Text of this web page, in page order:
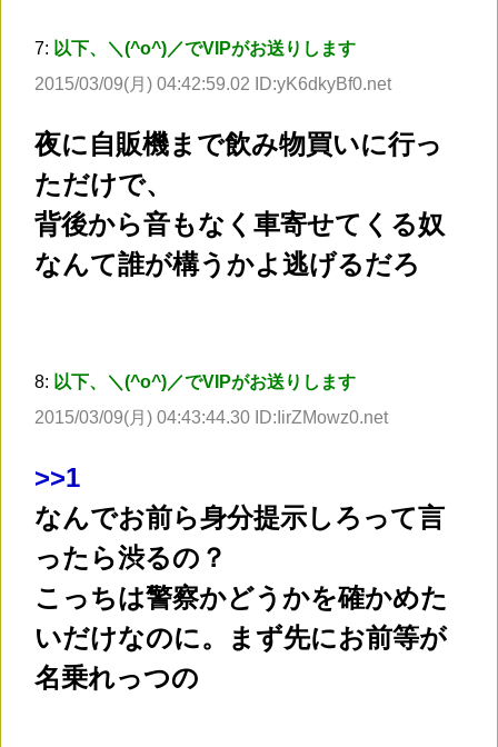
7: 以下、＼(^o^)／でVIPがお送りします
2015/03/09(月) 04:42:59.02 ID:yK6dkyBf0.net
夜に自販機まで飲み物買いに行っ
ただけで、
背後から音もなく車寄せてくる奴
なんて誰が構うかよ逃げるだろ
8: 以下、＼(^o^)／でVIPがお送りします
2015/03/09(月) 04:43:44.30 ID:IirZMowz0.net
>>1
なんでお前ら身分提示しろって言
ったら渋るの？
こっちは警察かどうかを確かめた
いだけなのに。まず先にお前等が
名乗れっつの